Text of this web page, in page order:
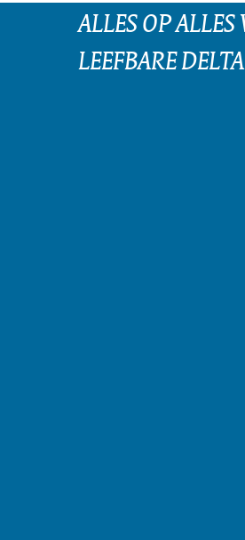
ALLES OP
LEEFBARE DELTA